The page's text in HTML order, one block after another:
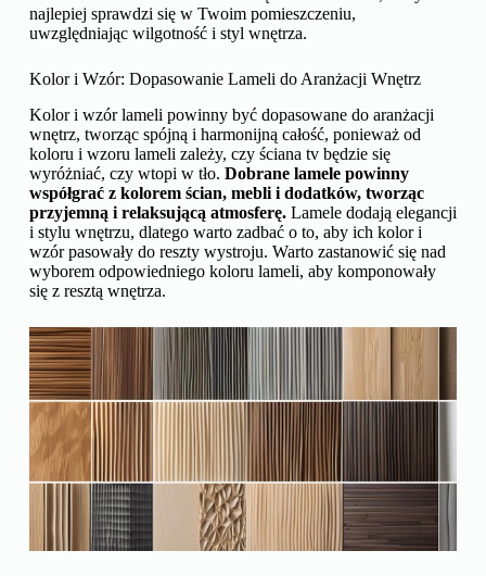
najlepiej sprawdzi się w Twoim pomieszczeniu,
uwzględniając wilgotność i styl wnętrza.
Kolor i Wzór: Dopasowanie Lameli do Aranżacji Wnętrz
Kolor i wzór lameli powinny być dopasowane do aranżacji
wnętrz, tworząc spójną i harmonijną całość, ponieważ od
koloru i wzoru lameli zależy, czy ściana tv będzie się
wyróżniać, czy wtopi w tło. Dobrane lamele powinny
współgrać z kolorem ścian, mebli i dodatków, tworząc
przyjemną i relaksującą atmosferę.Lamele dodają elegancji
i stylu wnętrzu, dlatego warto zadbać o to, aby ich kolor i
wzór pasowały do reszty wystroju. Warto zastanowić się nad
wyborem odpowiedniego koloru lameli, aby komponowały
się z resztą wnętrza.